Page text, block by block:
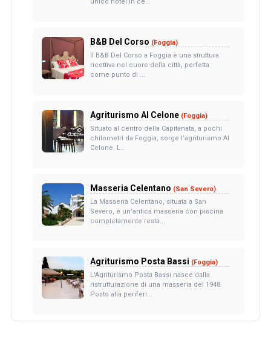
unico hotel in ce...
B&B Del Corso (Foggia)
Il B&B Del Corso a Foggia è una struttura
ricettiva nel cuore della città, perfetta
come punto di ...
Agriturismo Al Celone (Foggia)
Situato al centro della Capitanata, a pochi
chilometri da Foggia, sorge l’agriturismo Al
Celone. L...
Masseria Celentano (San Severo)
La Masseria Celentano, situata a San
Severo, è un’antica masseria con piscina
completamente resta...
Agriturismo Posta Bassi (Foggia)
L'Agriturismo Posta Bassi nasce dalla
ristrutturazione di una masseria del 1948.
Posto alla periferi...